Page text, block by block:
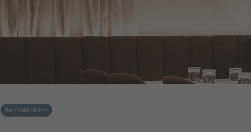
Bar / Café / Bistro